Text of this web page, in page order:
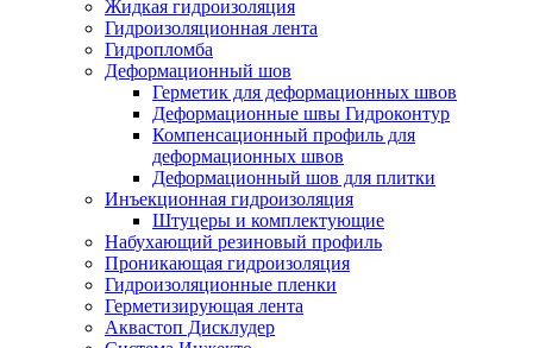
Жидкая гидроизоляция
Гидроизоляционная лента
Гидропломба
Деформационный шов
Герметик для деформационных швов
Деформационные швы Гидроконтур
Компенсационный профиль для
деформационных швов
Деформационный шов для плитки
Инъекционная гидроизоляция
Штуцеры и комплектующие
Набухающий резиновый профиль
Проникающая гидроизоляция
Гидроизоляционные пленки
Герметизирующая лента
Аквастоп Дисклудер